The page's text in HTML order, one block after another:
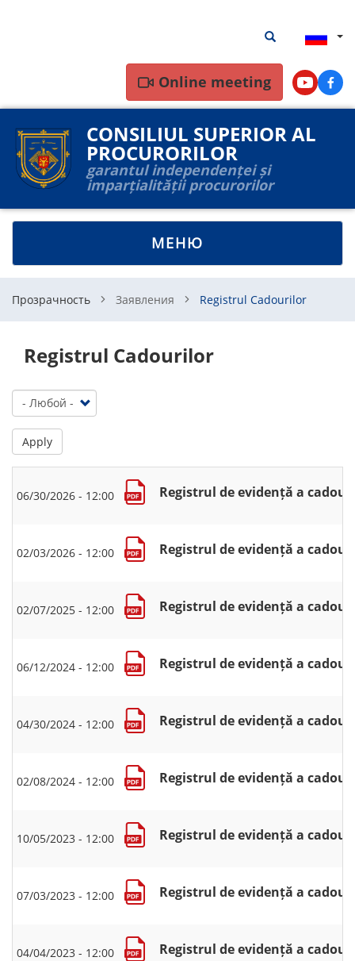
поиска
Результаты
Online meeting Youtube
CONSILIUL SUPERIOR AL
PROCURORILOR
garantul independenței și
imparțialității procurorilor
TOGGLE
NAVIGATION
МЕНЮ
Прозрачность Заявления Registrul Cadourilor
Registrul Cadourilor
Apply
06/30/2026 - 12:00 Registrul de evidență a
02/03/2026 - 12:00 Registrul de evidență a
02/07/2025 - 12:00 Registrul de evidență a
06/12/2024 - 12:00 Registrul de evidență a
04/30/2024 - 12:00 Registrul de evidență a
02/08/2024 - 12:00 Registrul de evidență a
10/05/2023 - 12:00 Registrul de evidență a
07/03/2023 - 12:00 Registrul de evidență a
04/04/2023 - 12:00 Registrul de evidență a